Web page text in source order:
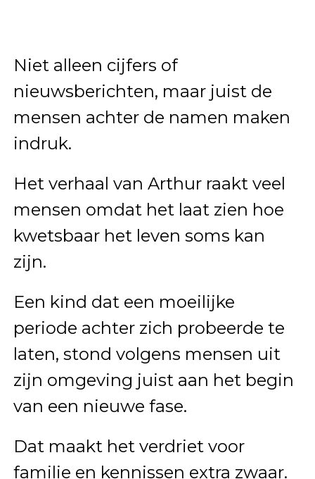
Niet alleen cijfers of
nieuwsberichten, maar juist de
mensen achter de namen maken
indruk.
Het verhaal van Arthur raakt veel
mensen omdat het laat zien hoe
kwetsbaar het leven soms kan
zijn.
Een kind dat een moeilijke
periode achter zich probeerde te
laten, stond volgens mensen uit
zijn omgeving juist aan het begin
van een nieuwe fase.
Dat maakt het verdriet voor
familie en kennissen extra zwaar.